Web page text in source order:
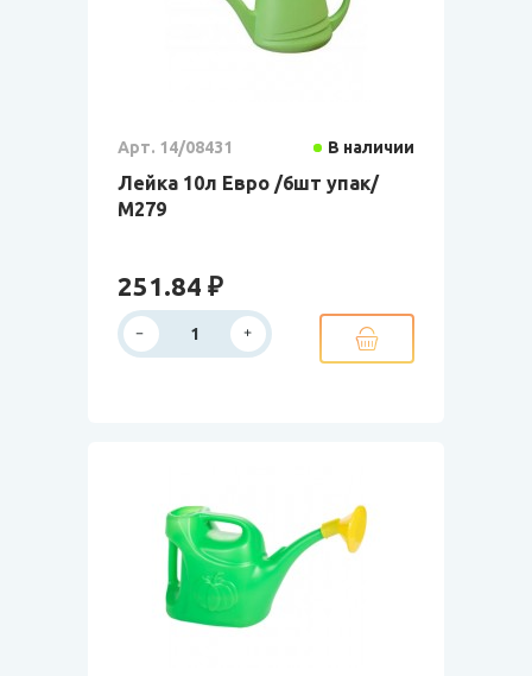
Арт. 14/08431 В наличии
Лейка 10л Евро /6шт упак/
М279
251.84 ₽